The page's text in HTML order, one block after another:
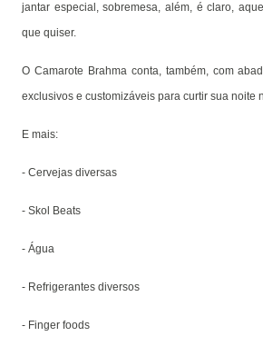
jantar especial, sobremesa, além, é claro,
que quiser.
O Camarote Brahma conta, também, com
exclusivos e customizáveis para curtir sua noite
E mais:
- Cervejas diversas
- Skol Beats
- Água
- Refrigerantes diversos
- Finger foods